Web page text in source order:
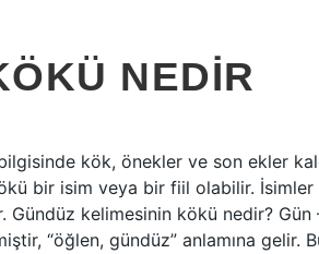
NEDIR
kök, önekler ve son ekler
bir isim veya bir fiil olabilir.
kelimesinin kökü nedir? Gün
“öğlen, gündüz” anlamına gelir.